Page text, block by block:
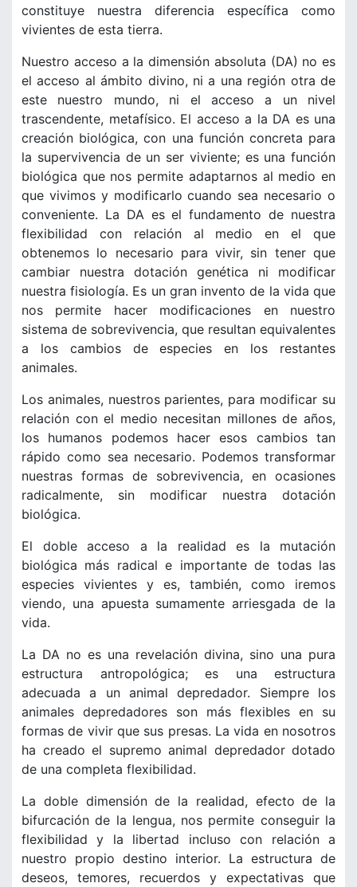
constituye nuestra diferencia específica como
vivientes de esta tierra.
Nuestro acceso a la dimensión absoluta (DA) no es
el acceso al ámbito divino, ni a una región otra de
este nuestro mundo, ni el acceso a un nivel
trascendente, metafísico. El acceso a la DA es una
creación biológica, con una función concreta para
la supervivencia de un ser viviente; es una función
biológica que nos permite adaptarnos al medio en
que vivimos y modificarlo cuando sea necesario o
conveniente. La DA es el fundamento de nuestra
flexibilidad con relación al medio en el que
obtenemos lo necesario para vivir, sin tener que
cambiar nuestra dotación genética ni modificar
nuestra fisiología. Es un gran invento de la vida que
nos permite hacer modificaciones en nuestro
sistema de sobrevivencia, que resultan equivalentes
a los cambios de especies en los restantes
animales.
Los animales, nuestros parientes, para modificar su
relación con el medio necesitan millones de años,
los humanos podemos hacer esos cambios tan
rápido como sea necesario. Podemos transformar
nuestras formas de sobrevivencia, en ocasiones
radicalmente, sin modificar nuestra dotación
biológica.
El doble acceso a la realidad es la mutación
biológica más radical e importante de todas las
especies vivientes y es, también, como iremos
viendo, una apuesta sumamente arriesgada de la
vida.
La DA no es una revelación divina, sino una pura
estructura antropológica; es una estructura
adecuada a un animal depredador. Siempre los
animales depredadores son más flexibles en su
formas de vivir que sus presas. La vida en nosotros
ha creado el supremo animal depredador dotado
de una completa flexibilidad.
La doble dimensión de la realidad, efecto de la
bifurcación de la lengua, nos permite conseguir la
flexibilidad y la libertad incluso con relación a
nuestro propio destino interior. La estructura de
deseos, temores, recuerdos y expectativas que